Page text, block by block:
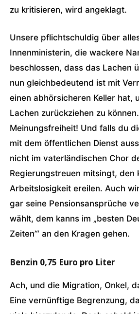
zu kritisieren, wird angeklagt.
Unsere pflichtschuldig über
Innenministerin, die wackere
beschlossen, dass das Lachen
nun gleichbedeutend ist mit
einen abhörsicheren Keller hat,
Lachen zurückziehen zu
Meinungsfreiheit! Und falls du
mit dem öffentlichen Dienst
nicht im vaterländischen Chor
Regierungstreuen mitsingt, den
Arbeitslosigkeit ereilen. Auch
gar seine Pensionsansprüche
wählt, dem kanns im „besten
Zeiten’“ an den Kragen gehen.
Benzin 0,75 Euro pro Liter
Ach, und die Migration, Onkel,
Eine vernünftige Begrenzung,